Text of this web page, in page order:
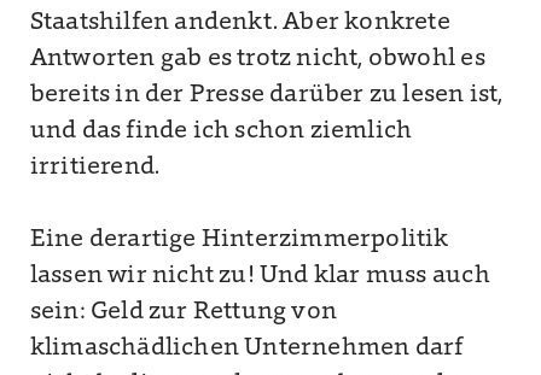
Staatshilfen andenkt. Aber konkrete
Antworten gab es trotz nicht, obwohl es
bereits in der Presse darüber zu lesen ist,
und das finde ich schon ziemlich
irritierend.
Eine derartige Hinterzimmerpolitik
lassen wir nicht zu! Und klar muss auch
sein: Geld zur Rettung von
klimaschädlichen Unternehmen darf